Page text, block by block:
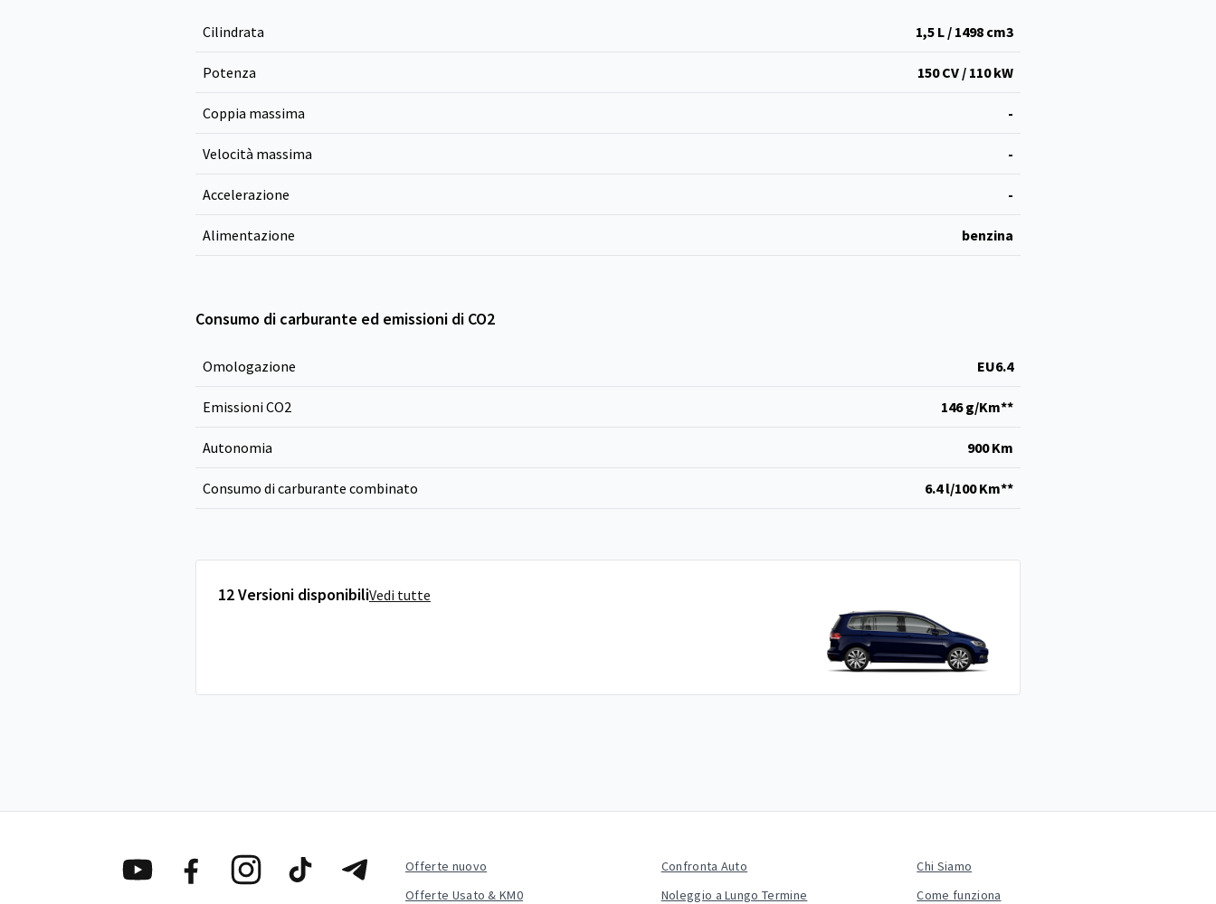
Cilindrata 1,5 L / 1498 cm3
Potenza 150 CV / 110 kW
Coppia massima -
Velocità massima -
Accelerazione -
Alimentazione benzina
Consumo di carburante ed emissioni di CO2
Omologazione EU6.4
Emissioni CO2 146 g/Km**
Autonomia 900 Km
Consumo di carburante combinato 6.4 l/100 Km**
12 Versioni disponibiliVedi tutte
Offerte nuovo
Offerte Usato & KM0
Confronta Auto
Noleggio a Lungo Termine
Chi Siamo
Come funziona